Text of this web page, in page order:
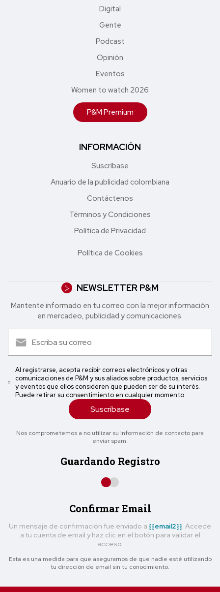
Digital
Gente
Podcast
Opinión
Eventos
Women to watch 2026
P&M Premium
INFORMACIÓN
Suscríbase
Anuario de la publicidad colombiana
Contáctenos
Términos y Condiciones
Política de Privacidad
Política de Cookies
NEWSLETTER P&M
Mantente informado en tu correo con la mejor in formación
en mercadeo, publicidad y comunicaciones.
Al registrarse, acepta recibir correos electrónicos y otras
comunicaciones de P&M y sus aliados sobre productos, servicios
y eventos que ellos consideren que pueden ser de su interés.
Puede retirar su consentimiento en cualquier momento
Suscríbase
Nos comprometemos a no utilizar su información de contacto para
enviar spam.
Guardando Registro
Confirmar Email
Un mensaje de confirmación fue enviado a {{email2}}. Accede
a tu cuenta de email y haz clic en el botón para validar el
acceso.
Esta es una medida para que asegurarnos de que nadie esté utilizando
tu dirección de email sin tu conocimiento.